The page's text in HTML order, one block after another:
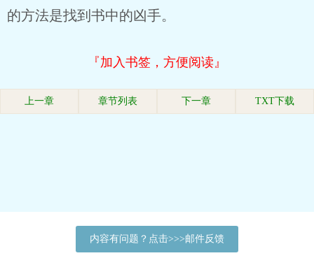
的方法是找到书中的凶手。
『加入书签，方便阅读』
上一章 章节列表 下一章 TXT下载
内容有问题？点击>>>邮件反馈